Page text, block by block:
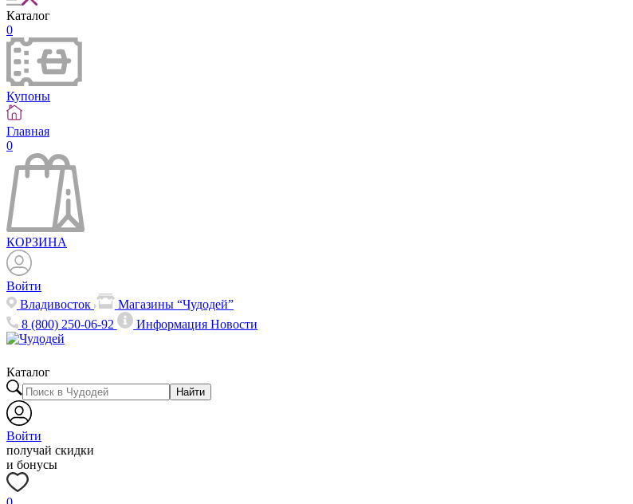
Каталог
0
Купоны
Главная
0
КОРЗИНА
Войти
Владивосток
Магазины “Чудодей”
8 (800) 250-06-92
ИнформацияНовости
Каталог
Найти
Войти
получай скидки
и бонусы